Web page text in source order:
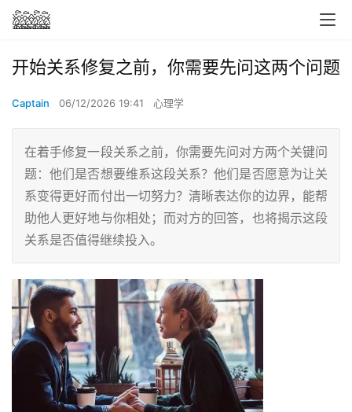
开始关系修复之前，你需要先问这两个问题
Captain 06/12/2026 19:41 心理学
在着手修复一段关系之前，你需要先问对方两个关键问
题：他们是否想要维系这段关系？他们是否愿意为让关
系变得更好而付出一切努力？清晰表达你的边界，能帮
助他人更好地与你相处；而对方的回答，也将揭示这段
关系是否值得继续投入。